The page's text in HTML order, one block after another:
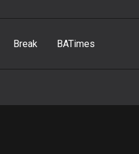
Break BATimes